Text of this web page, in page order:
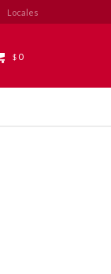
$ 0
Locales